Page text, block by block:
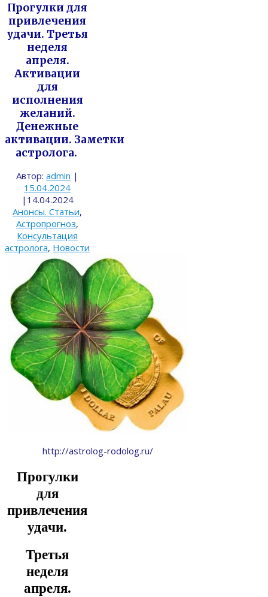
Прогулки для
привлечения
удачи. Третья
неделя
апреля.
Активации
для
исполнения
желаний.
Денежные
активации. Заметки
астролога.
Автор: admin |
15.04.2024
| 14.04.2024
Анонсы. Статьи,
Астропрогноз,
Консультация
астролога, Новости
http://astrolog-rodolog.ru/
Прогулки
для
привлечения
удачи.
Третья
неделя
апреля.